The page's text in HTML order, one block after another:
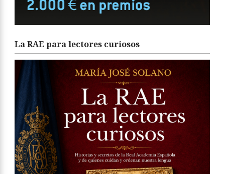
La RAE para lectores curiosos